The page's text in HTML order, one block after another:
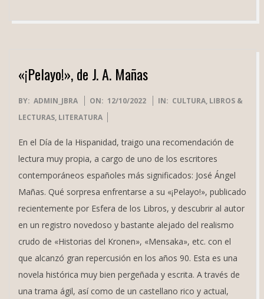
«¡Pelayo!», de J. A. Mañas
2022-
10-
BY: ADMIN_JBRA ON: 12/10/2022 IN: CULTURA, LIBROS &
LECTURAS, LITERATURA
En el Día de la Hispanidad, traigo una recomendación de
lectura muy propia, a cargo de uno de los escritores
contemporáneos españoles más significados: José Ángel
Mañas. Qué sorpresa enfrentarse a su «¡Pelayo!», publicado
recientemente por Esfera de los Libros, y descubrir al autor
en un registro novedoso y bastante alejado del realismo
crudo de «Historias del Kronen», «Mensaka», etc. con el
que alcanzó gran repercusión en los años 90. Esta es una
novela histórica muy bien pergeñada y escrita. A través de
una trama ágil, así como de un castellano rico y actual,